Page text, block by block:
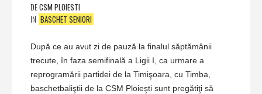
DECSM PLOIESTI
IN BASCHET SENIORI
După ce au avut zi de pauză la finalul săptămânii
trecute, în faza semifinală a Ligii I, ca urmare a
reprogramării partidei de la Timişoara, cu Timba,
baschetbaliştii de la CSM Ploieşti sunt pregătiţi să